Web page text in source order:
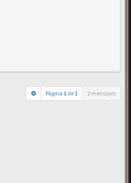
Página 1 de 1 2 mensajes